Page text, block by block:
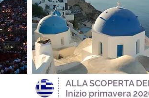
ALLA SCOPERTA
Inizio primavera